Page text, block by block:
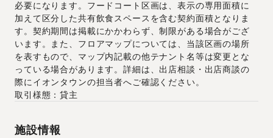
必要になります。フードコート区画は、表示の専用面積に
加えて区分した共有飲食スペースを含む契約面積となりま
す。契約期間は掲載にかかわらず、制限がある場合がござ
います。また、フロアマップについては、当該区画の場所
を表すもので、マップ内記載の他テナント名等は変更とな
っている場合があります。詳細は、出店相談・出店商談の
際にイオンタウンの担当者へご確認ください。
取引様態：貸主
施設情報